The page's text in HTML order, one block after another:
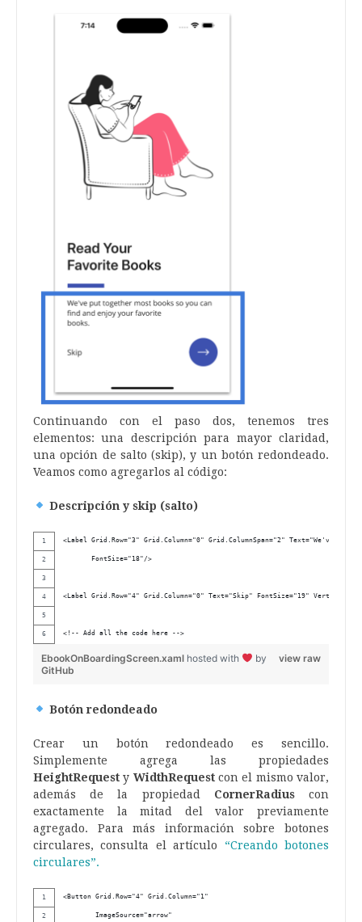
Continuando con el paso dos, tenemos tres
elementos: una descripción para mayor claridad,
una opción de salto (skip), y un botón redondeado.
Veamos como agregarlos al código:
Descripción y skip (salto)
<Label Grid.Row="3" Grid.Column="0" Grid.ColumnSpan="2" Text="We've
       FontSize="18"/>
<Label Grid.Row="4" Grid.Column="0" Text="Skip" FontSize="19"
<!-- Add all the code here -->
view raw
EbookOnBoardingScreen.xaml hosted with
by
GitHub
Botón redondeado
Crear un botón redondeado es sencillo.
Simplemente agrega las propiedades
HeightRequest y WidthRequestcon el mismo valor,
además de la propiedad CornerRadiuscon
exactamente la mitad del valor previamente
agregado. Para más información sobre botones
circulares, consulta el artículo “Creando botones
circulares”.
<Button Grid.Row="4" Grid.Column="1"
        ImageSource="arrow"